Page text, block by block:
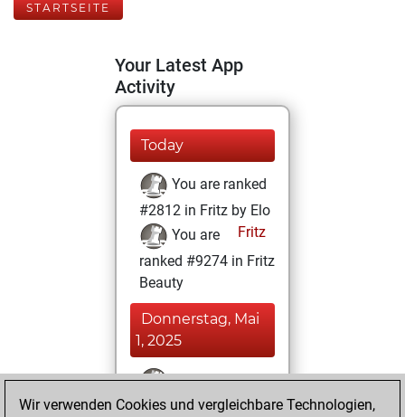
STARTSEITE
Your Latest App
Activity
Today
You are ranked
#2812 in Fritz by Elo
Fritz
You are
ranked #9274 in Fritz
Beauty
Donnerstag, Mai
1, 2025
You won
against Fritz
Fritz
Wir verwenden Cookies und vergleichbare Technologien,